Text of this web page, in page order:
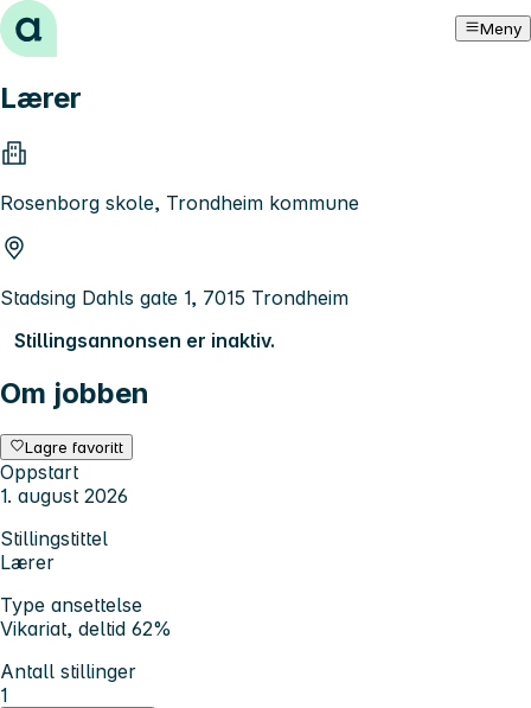
Hopp til innhold Meny
Lærer
Rosenborg skole, Trondheim kommune
Stadsing Dahls gate 1, 7015 Trondheim
Stillingsannonsen er inaktiv.
Om jobben
Lagre favoritt
Oppstart
1. august 2026
Stillingstittel
Lærer
Type ansettelse
Vikariat, deltid 62%
Antall stillinger
1